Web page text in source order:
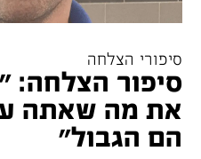
סיפורי הצלחה
סיפור
את מה שאתה
הם הגבול"